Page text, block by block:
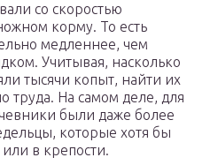
со скоростью
корму. То есть
медленнее, чем
Учитывая, насколько
тысячи копыт, найти их
труда. На самом деле, для
были даже более
которые хотя бы
в крепости.